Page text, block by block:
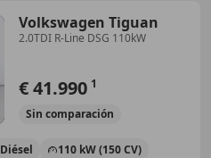
Volkswagen Tiguan
2.0TDI R-Line DSG 110kW
€ 41.990 1
Sin comparación
Diésel 110 kW (150 CV)